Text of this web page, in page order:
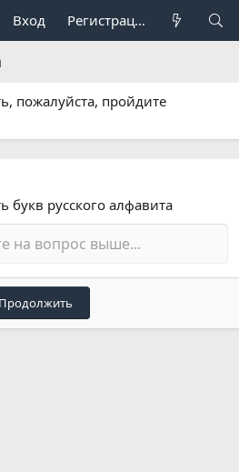
Вход Регистрация
пожалуйста, пройдите
русского алфавита
Продолжить